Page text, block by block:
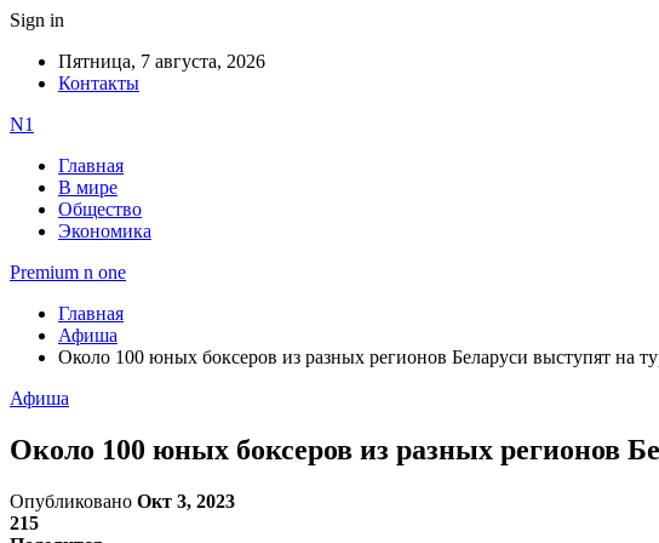
Sign in
Пятница, 7 августа, 2026
Контакты
N1
Главная
В мире
Общество
Экономика
Premium n one
Главная
Афиша
Около 100 юных боксеров из разных регионов Беларуси выступят на
Афиша
Около 100 юных боксеров из разных регионов
Опубликовано Окт 3, 2023
215